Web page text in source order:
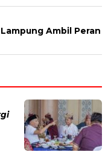
Ambil Peran